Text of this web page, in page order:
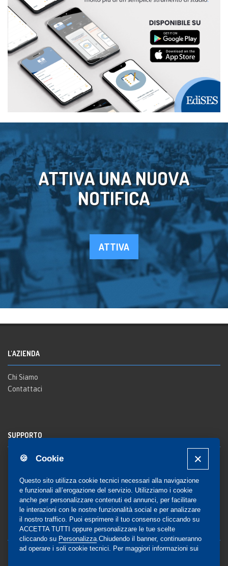
🍪 Cookie
Questo sito utilizza cookie tecnici necessari alla navigazione
e funzionali all’erogazione del servizio. Utilizziamo i cookie
anche per personalizzare contenuti ed annunci, per facilitare
le interazioni con le nostre funzionalità social e per analizzare
il nostro traffico. Puoi esprimere il tuo consenso cliccando su
ACCETTA TUTTI oppure personalizzare le tue scelte
cliccando su Personalizza .Chiudendo il banner, continueranno
ad operare i soli cookie tecnici. Per maggiori informazioni sui
ATTIVA UNA NUOVA
NOTIFICA
ATTIVA
L'AZIENDA
Chi Siamo
Contattaci
SUPPORTO
Registrazione al sito
Notifica
COMMUNITY
Blog e Canali social